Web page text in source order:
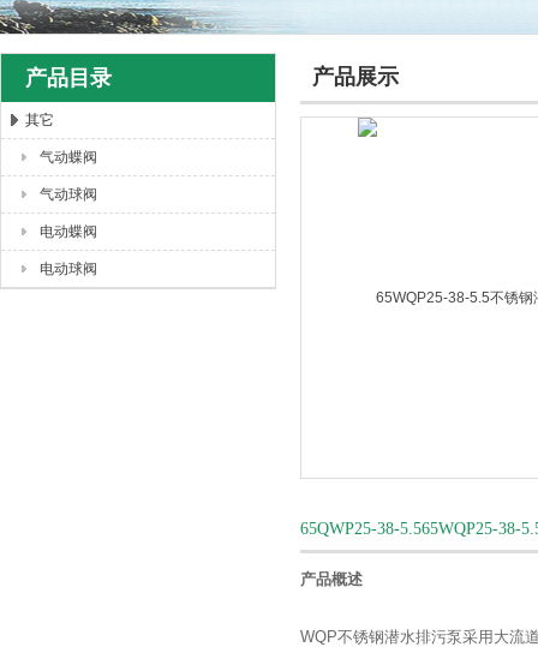
上海唐玛泵阀有限公司
产品目录
其它
气动蝶阀
气动球阀
电动蝶阀
电动球阀
产品展示
65QWP25-38-5.565WQP25-38-
产品概述
WQP不锈钢潜水排污泵采用大流